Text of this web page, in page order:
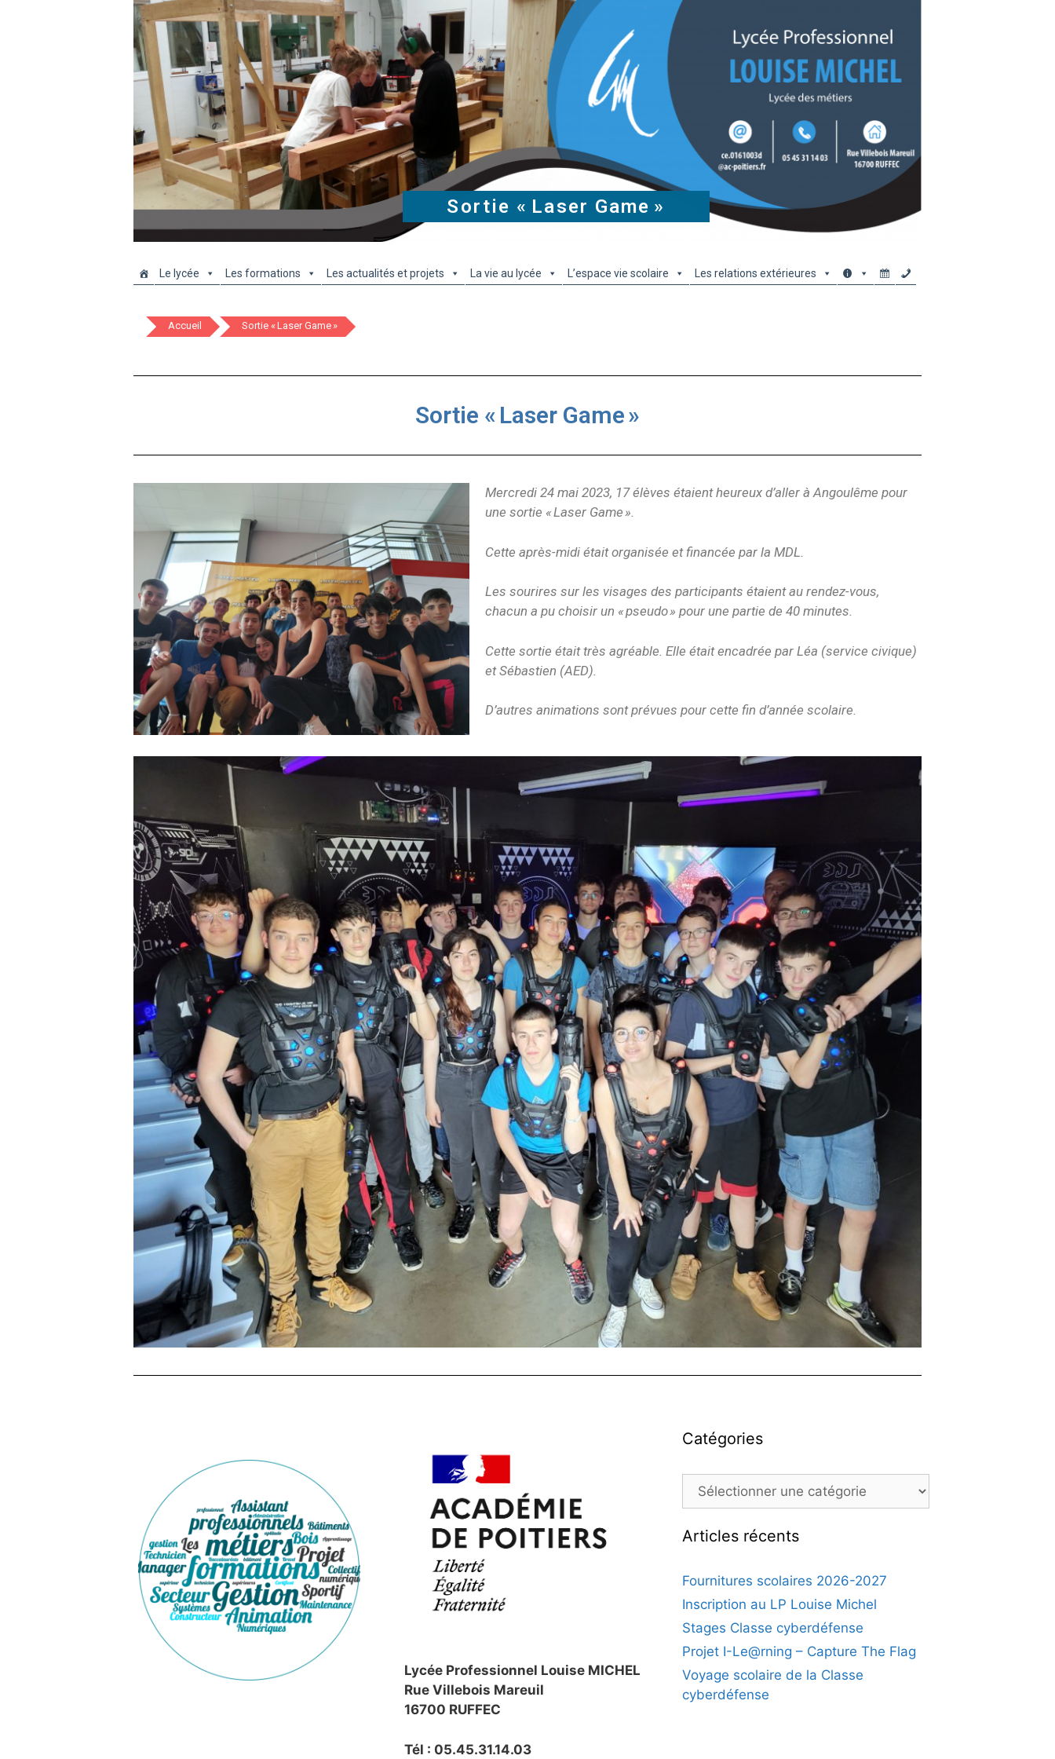
Sortie « Laser Game »
Le lycée Les formations Les actualités et projets La vie au lycée L’espace vie scolaire Les relations extérieures
Accueil Sortie « Laser Game »
Sortie « Laser Game »
Mercredi 24 mai 2023, 17 élèves étaient heureux d’aller à Angoulême pour
une sortie « Laser Game ».
Cette après-midi était organisée et financée par la MDL.
Les sourires sur les visages des participants étaient au rendez-vous,
chacun a pu choisir un « pseudo » pour une partie de 40 minutes.
Cette sortie était très agréable. Elle était encadrée par Léa (service civique)
et Sébastien (AED).
D’autres animations sont prévues pour cette fin d’année scolaire.
Lycée Professionnel Louise MICHEL
Rue Villebois Mareuil
16700 RUFFEC
Tél : 05.45.31.14.03
Catégories
Articles récents
Fournitures scolaires 2026-2027
Inscription au LP Louise Michel
Stages Classe cyberdéfense
Projet I-Le@rning – Capture The Flag
Voyage scolaire de la Classe
cyberdéfense